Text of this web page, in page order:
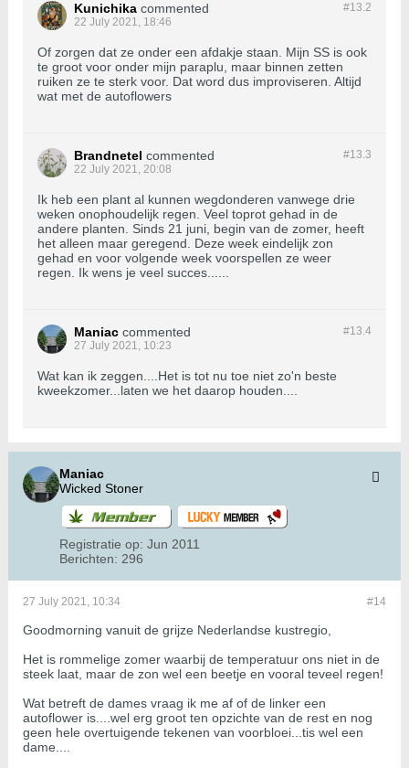
#13.2
Kunichika commented
22 July 2021, 18:46
Of zorgen dat ze onder een afdakje staan. Mijn SS is ook
te groot voor onder mijn paraplu, maar binnen zetten
ruiken ze te sterk voor. Dat word dus improviseren. Altijd
wat met de autoflowers
#13.3
Brandnetel commented
22 July 2021, 20:08
Ik heb een plant al kunnen wegdonderen vanwege drie
weken onophoudelijk regen. Veel toprot gehad in de
andere planten. Sinds 21 juni, begin van de zomer, heeft
het alleen maar geregend. Deze week eindelijk zon
gehad en voor volgende week voorspellen ze weer
regen. Ik wens je veel succes......
#13.4
Maniac commented
27 July 2021, 10:23
Wat kan ik zeggen....Het is tot nu toe niet zo'n beste
kweekzomer...laten we het daarop houden....
Maniac
Wicked Stoner
Registratie op: Jun 2011
Berichten: 296
#14
27 July 2021, 10:34
Goodmorning vanuit de grijze Nederlandse kustregio,
Het is rommelige zomer waarbij de temperatuur ons niet in de
steek laat, maar de zon wel een beetje en vooral teveel regen!
Wat betreft de dames vraag ik me af of de linker een
autoflower is....wel erg groot ten opzichte van de rest en nog
geen hele overtuigende tekenen van voorbloei...tis wel een
dame....